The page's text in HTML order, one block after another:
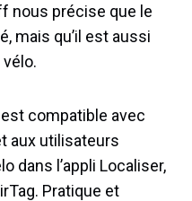
nous précise que le
mais qu’il est aussi
vélo.
compatible avec
aux utilisateurs
dans l’appli Localiser,
Pratique et